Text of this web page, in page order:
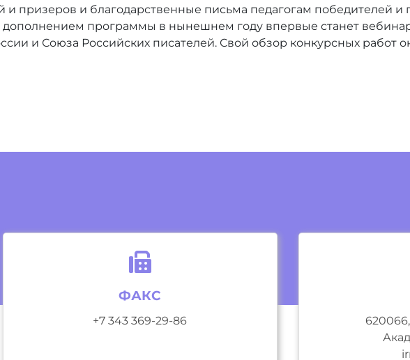
призеров и благодарственные письма педагогам победителей и
программы в нынешнем году впервые станет
и Союза Российских писателей. Свой обзор конкурсных работ
ФАКС
+7 343 369-29-86